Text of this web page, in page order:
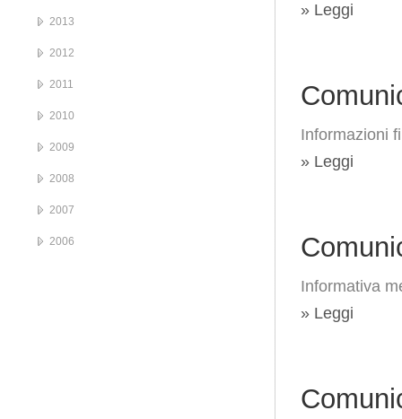
» Leggi
Informazioni
» Leggi
Informativa
» Leggi
2013
2012
2011
2010
2009
2008
2007
2006